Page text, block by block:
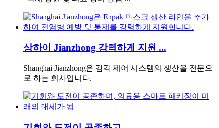
상하이 Jianzhong 강력하게 지원 ...
Shanghai Jianzhong은 감각 제어 시스템의 생산을 전문으
로 하는 회사입니다.